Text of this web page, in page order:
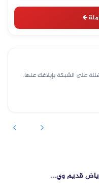
على الشبكة بإبلاغك عنها.
قديم وي...